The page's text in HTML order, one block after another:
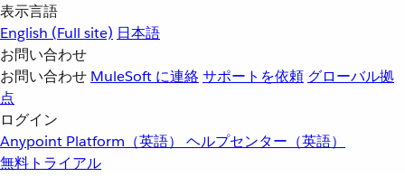
表示言語
English (Full site) 日本語
お問い合わせ
お問い合わせ MuleSoft に連絡サポートを依頼 グローバル拠
点
ログイン
Anypoint Platform（英語） ヘルプセンター（英語）
無料トライアル